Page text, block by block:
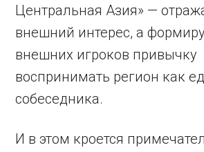
Центральная Азия» —
внешний интерес, а
внешних игроков привычку
воспринимать регион как
собеседника.
И в этом кроется